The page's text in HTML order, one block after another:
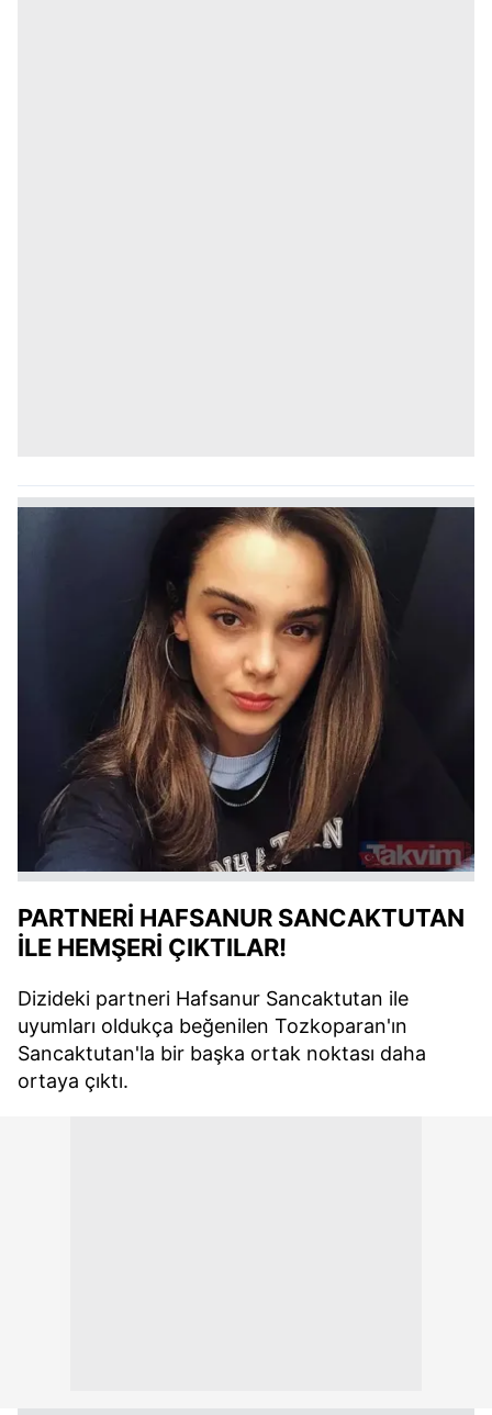
PARTNERİ HAFSANUR SANCAKTUTAN
İLE HEMŞERİ ÇIKTILAR!
Dizideki partneri Hafsanur Sancaktutan ile
uyumları oldukça beğenilen Tozkoparan'ın
Sancaktutan'la bir başka ortak noktası daha
ortaya çıktı.